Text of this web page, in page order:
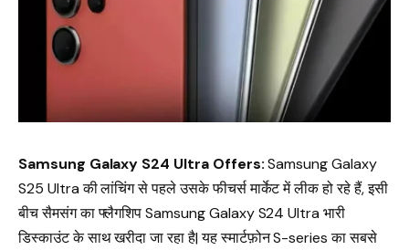
Samsung Galaxy S24 Ultra Offers:Samsung Galaxy
S25 Ultra की लांचिंग से पहले उसके फीचर्स मार्केट में लीक हो रहे हैं, इसी
बीच सैमसंग का फ्लैगशिप Samsung Galaxy S24 Ultra भारी
डिस्काउंट के साथ खरीदा जा रहा है| यह स्मार्टफ़ोन S-series का सबसे